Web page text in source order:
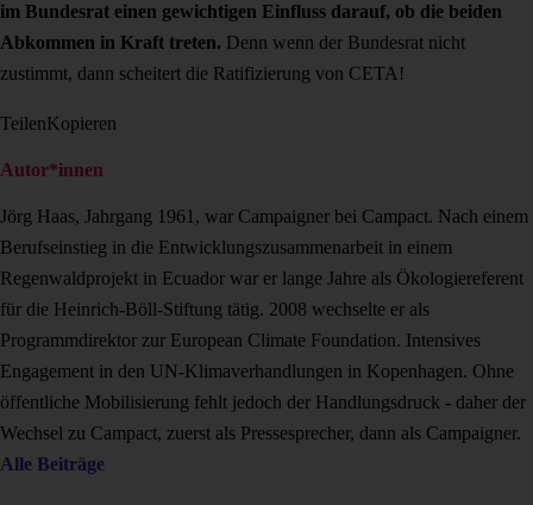
im Bundesrat einen gewichtigen Einfluss darauf, ob die beiden
Abkommen in Kraft treten. Denn wenn der Bundesrat nicht
zustimmt, dann scheitert die Ratifizierung von CETA!
TeilenKopieren
Autor*innen
Jörg Haas, Jahrgang 1961, war Campaigner bei Campact. Nach einem
Berufseinstieg in die Entwicklungszusammenarbeit in einem
Regenwaldprojekt in Ecuador war er lange Jahre als Ökologiereferent
für die Heinrich-Böll-Stiftung tätig. 2008 wechselte er als
Programmdirektor zur European Climate Foundation. Intensives
Engagement in den UN-Klimaverhandlungen in Kopenhagen. Ohne
öffentliche Mobilisierung fehlt jedoch der Handlungsdruck - daher der
Wechsel zu Campact, zuerst als Pressesprecher, dann als Campaigner.
Alle Beiträge